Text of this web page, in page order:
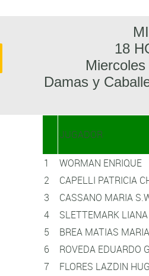
18
Damas y
JUGADOR
1
WORMAN ENRIQUE
2
CAPELLI PATRICIA
3
CASSANO MARIA
4
SLETTEMARK
5
BREA MATIAS
6
ROVEDA EDUARDO
7
FLORES LAZDIN